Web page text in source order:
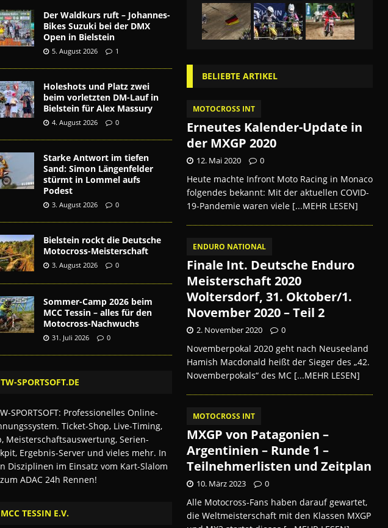
Der Waldkurs ruft – Johannes-
Bikes Suzuki bei der DMX
Open in Bielstein
5. August 2026 1
Holeshots und Platz zwei
beim vorletzten DM-Lauf in
Bielstein für Alex Massury
4. August 2026 0
Starke Antwort im tiefen
Sand: Simon Längenfelder
stürmt in Lommel aufs
Podest
3. August 2026 0
Bielstein rockt die Deutsche
Motocross-Meisterschaft
3. August 2026 0
Sommer-Camp 2026 beim
MCC Tessin – alles für den
Motocross-Nachwuchs
31. Juli 2026 0
TW-SPORTSOFT.DE
MCC TESSIN E.V.
BELIEBTE ARTIKEL
MOTOCROSS INT
Erneutes Kalender-Update in
der MXGP 2020
12. Mai 2020 0
Heute machte Infront Moto Racing in Monaco
folgendes bekannt: Mit der aktuellen COVID-
19-Pandemie waren viele [...MEHR LESEN]
ENDURO NATIONAL
Finale Int. Deutsche Enduro
Meisterschaft 2020
Woltersdorf, 31. Oktober/1.
November 2020 – Teil 2
2. November 2020 0
Novemberpokal 2020 geht nach Neuseeland
Hamish Macdonald heißt der Sieger des „42.
Novemberpokals“ des MC [...MEHR LESEN]
MOTOCROSS INT
MXGP von Patagonien –
Argentinien – Runde 1 –
Teilnehmerlisten und Zeitplan
10. März 2023 0
Alle Motocross-Fans haben darauf gewartet,
die Weltmeisterschaft mit den Klassen MXGP